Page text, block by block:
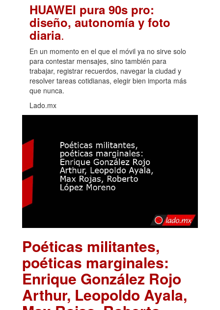
HUAWEI pura 90s pro:
diseño, autonomía y foto
diaria.
En un momento en el que el móvil ya no sirve solo
para contestar mensajes, sino también para
trabajar, registrar recuerdos, navegar la ciudad y
resolver tareas cotidianas, elegir bien importa más
que nunca.
Lado.mx
Poéticas militantes,
poéticas marginales:
Enrique González Rojo
Arthur, Leopoldo Ayala,